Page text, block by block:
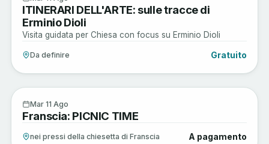
ITINERARI DELL'ARTE: sulle tracce di
Erminio Dioli
Visita guidata per Chiesa con focus su Erminio Dioli
Da definire Gratuito
Enogastronomia
Mar 11 Ago
Franscia: PICNIC TIME
nei pressi della chiesetta di Franscia A pagamento